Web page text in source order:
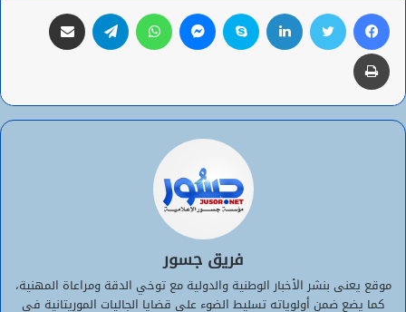
فيسبوك تويتر لينكدإن سكايب ماسنجر واتساب تيلقرام
طباعة
فريق جسور
موقع يعنى بنشر الأخبار الوطنية والدولية مع توخي الدقة ومراعاة المهنية،
كما يضع ضمن أولوياته تسليط الضوء على قضايا الجاليات الموريتانية في